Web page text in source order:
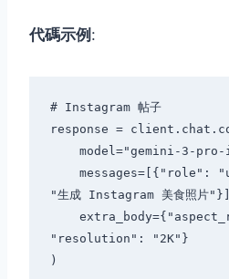
代碼示例 :
# Instagram 帖子
response =
"生成 Instagram 美食照片
"resolution": "2K"}